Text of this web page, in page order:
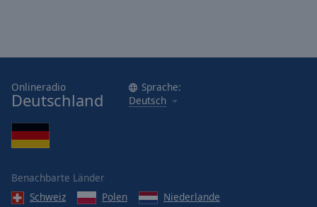
Onlineradio
Deutschland
Sprache:
Deutsch
Benachbarte Länder
Schweiz
Polen
Niederlande